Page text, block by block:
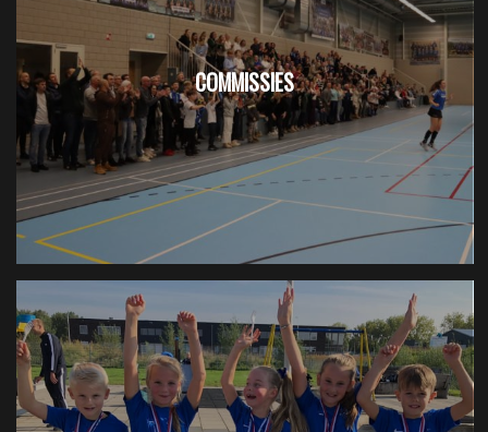
COMMISSIES